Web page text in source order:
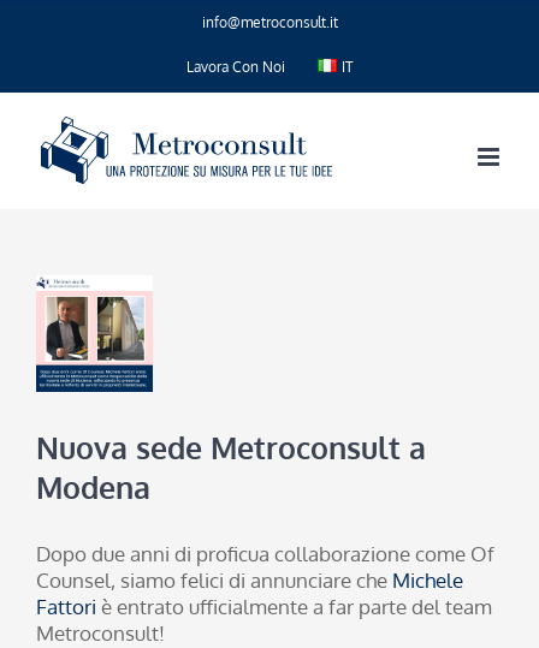
info@metroconsult.it
Lavora Con Noi IT
Nuova sede Metroconsult a
Modena
Dopo due anni di proficua collaborazione come Of
Counsel, siamo felici di annunciare che Michele
Fattori è entrato ufficialmente a far parte del team
Metroconsult!